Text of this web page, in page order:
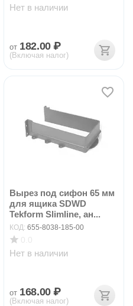
Нет в наличии
от 182.00 ₽
(Включая налог)
Вырез под сифон 65 мм
для ящика SDWD
Tekform Slimline, ан...
КОД: 655-8038-185-00
Нет в наличии
от 168.00 ₽
(Включая налог)